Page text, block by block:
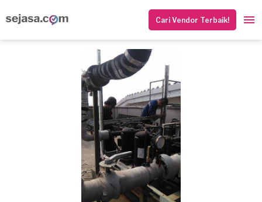
Cari Vendor Terbaik!